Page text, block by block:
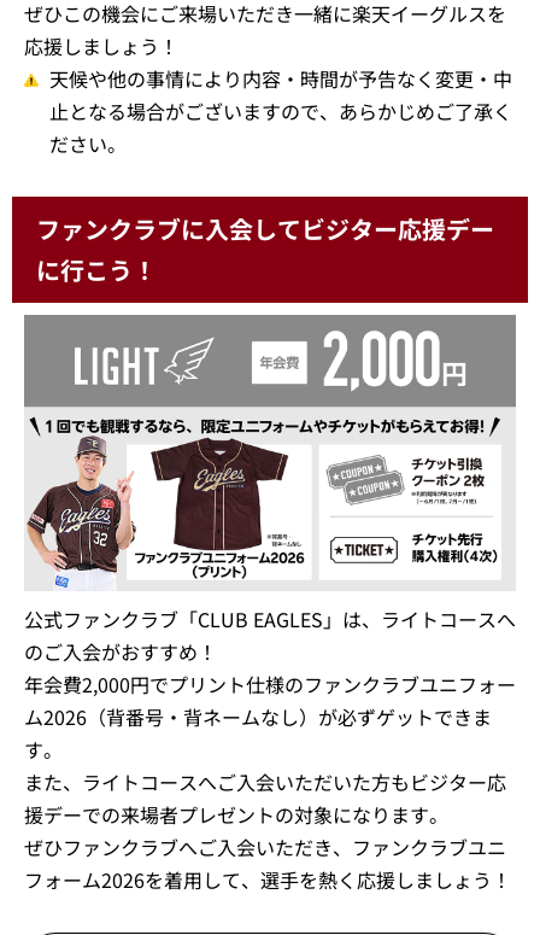
ぜひこの機会にご来場いただき一緒に楽天イーグルスを
応援しましょう！
天候や他の事情により内容・時間が予告なく変更・中
止となる場合がございますので、あらかじめご了承く
ださい。
ファンクラブに入会してビジター応援デー
に行こう！
公式ファンクラブ「CLUB EAGLES」は、ライトコースへ
のご入会がおすすめ！
年会費2,000円でプリント仕様のファンクラブユニフォー
ム2026（背番号・背ネームなし）が必ずゲットできま
す。
また、ライトコースへご入会いただいた方もビジター応
援デーでの来場者プレゼントの対象になります。
ぜひファンクラブへご入会いただき、ファンクラブユニ
フォーム2026を着用して、選手を熱く応援しましょう！